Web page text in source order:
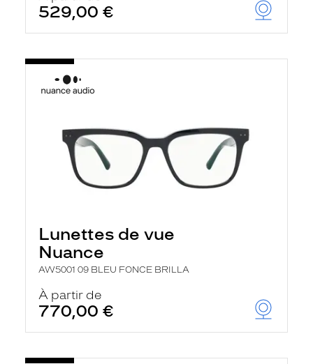
529,00 €
Lunettes de vue
Nuance
AW5001 09 BLEU FONCE BRILLA
À partir de
770,00 €